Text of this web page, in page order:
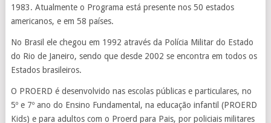
1983. Atualmente o Programa está presente nos 50 estados
americanos, e em 58 países.
No Brasil ele chegou em 1992 através da Polícia Militar do Estado
do Rio de Janeiro, sendo que desde 2002 se encontra em todos os
Estados brasileiros.
O PROERD é desenvolvido nas escolas públicas e particulares, no
5º e 7º ano do Ensino Fundamental, na educação infantil (PROERD
Kids) e para adultos com o Proerd para Pais, por policiais militares